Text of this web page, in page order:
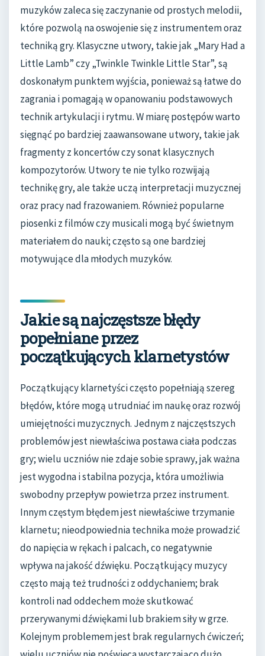
muzyków zaleca się zaczynanie od prostych melodii,
które pozwolą na oswojenie się z instrumentem oraz
techniką gry. Klasyczne utwory, takie jak „Mary Had a
Little Lamb” czy „Twinkle Twinkle Little Star”, są
doskonałym punktem wyjścia, ponieważ są łatwe do
zagrania i pomagają w opanowaniu podstawowych
technik artykulacji i rytmu. W miarę postępów warto
sięgnąć po bardziej zaawansowane utwory, takie jak
fragmenty z koncertów czy sonat klasycznych
kompozytorów. Utwory te nie tylko rozwijają
technikę gry, ale także uczą interpretacji muzycznej
oraz pracy nad frazowaniem. Również popularne
piosenki z filmów czy musicali mogą być świetnym
materiałem do nauki; często są one bardziej
motywujące dla młodych muzyków.
Jakie są najczęstsze błędy
popełniane przez
początkujących klarnetystów
Początkujący klarnetyści często popełniają szereg
błędów, które mogą utrudniać im naukę oraz rozwój
umiejętności muzycznych. Jednym z najczęstszych
problemów jest niewłaściwa postawa ciała podczas
gry; wielu uczniów nie zdaje sobie sprawy, jak ważna
jest wygodna i stabilna pozycja, która umożliwia
swobodny przepływ powietrza przez instrument.
Innym częstym błędem jest niewłaściwe trzymanie
klarnetu; nieodpowiednia technika może prowadzić
do napięcia w rękach i palcach, co negatywnie
wpływa na jakość dźwięku. Początkujący muzycy
często mają też trudności z oddychaniem; brak
kontroli nad oddechem może skutkować
przerywanymi dźwiękami lub brakiem siły w grze.
Kolejnym problemem jest brak regularnych ćwiczeń;